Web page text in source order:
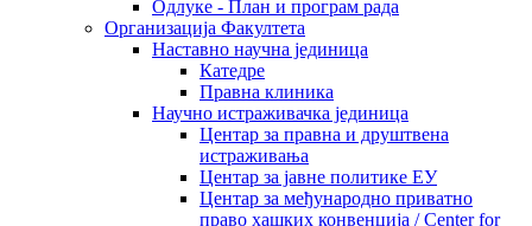
Одлуке - План и програм рада
Организација Факултета
Наставно научна јединица
Катедре
Правна клиника
Научно истраживачка јединица
Центар за правна и друштвена
истраживања
Центар за јавне политике ЕУ
Центар за међународно приватно
право хашких конвенција / Center for